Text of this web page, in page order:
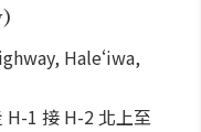
Haleʻiwa,
H-1 接 H-2 北上至